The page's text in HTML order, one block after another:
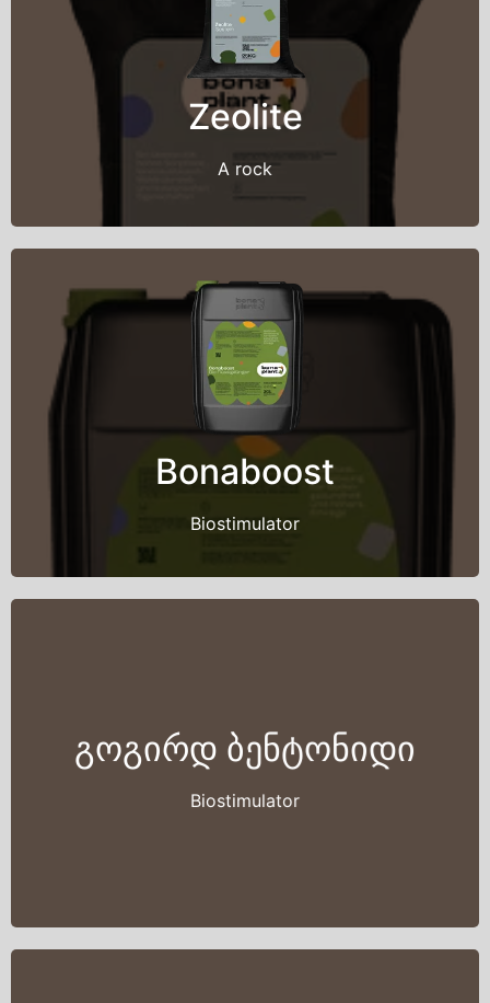
Zeolite
A rock
Back Title
This is back side content.
Bonaboost
Biostimulator
Back Title
This is back side content.
გოგირდ ბენტონიდი
Biostimulator